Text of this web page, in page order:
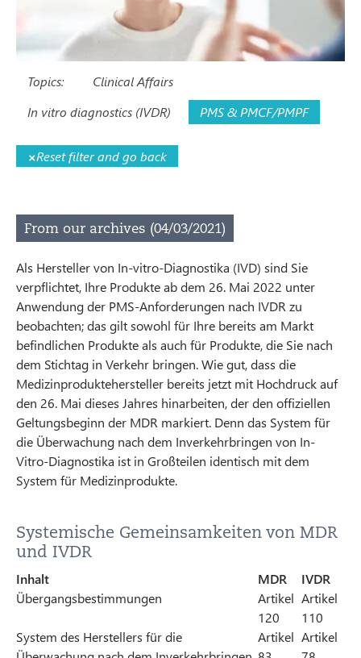
Topics:
Clinical Affairs
In vitro diagnostics (IVDR)
PMS & PMCF/PMPF
×Reset filter and go back
From our archives (04/03/2021)
Als Hersteller von In-vitro-Diagnostika (IVD) sind Sie
verpflichtet, Ihre Produkte ab dem 26. Mai 2022 unter
Anwendung der PMS-Anforderungen nach IVDR zu
beobachten; das gilt sowohl für Ihre bereits am Markt
befindlichen Produkte als auch für Produkte, die Sie nach
dem Stichtag in Verkehr bringen. Wie gut, dass die
Medizinproduktehersteller bereits jetzt mit Hochdruck auf
den 26. Mai dieses Jahres hinarbeiten, der den offiziellen
Geltungsbeginn der MDR markiert. Denn das System für
die Überwachung nach dem Inverkehrbringen von In-
Vitro-Diagnostika ist in Großteilen identisch mit dem
System für Medizinprodukte.
Systemische Gemeinsamkeiten von MDR
und IVDR
Inhalt MDR
IVDR
Übergangsbestimmungen
Artikel
120
Artikel
110
System des Herstellers für die
Artikel Artikel